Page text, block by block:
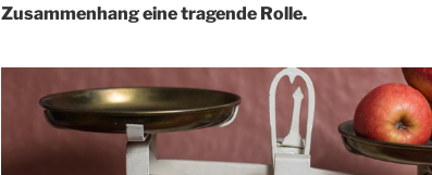
Zusammenhang eine tragende Rolle.